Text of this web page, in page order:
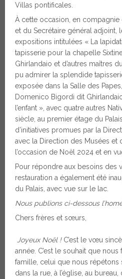
Villas pontificales.
À cette occasion, en compagnie
et du Secrétaire général adjoint,
expositions intitulées « La
tapisserie pour la chapelle
Ghirlandaio et d’autres maîtres
pu admirer la splendide
exposée dans la Salle des
Domenico Bigordi dit
l’enfant », avec quatre autres
siècle, au premier étage du
d’initiatives promues par la
avec la Direction des Musées et
l’occasion de Noël 2024 et en
Pour répondre aux besoins des
restauration a également été
du Palais, avec vue sur le lac.
Nous publions ci-dessous
Chers frères et sœurs,
Joyeux Noël !C’est le vœu
année. C’est le souhait que
famille, celui que nous répétons
dans la rue, à l’église, au